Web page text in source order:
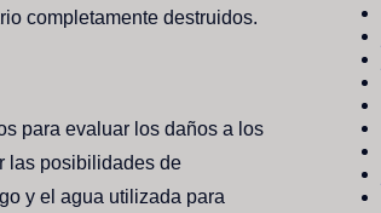
completamente destruidos.
para evaluar los daños a los
las posibilidades de
y el agua utilizada para